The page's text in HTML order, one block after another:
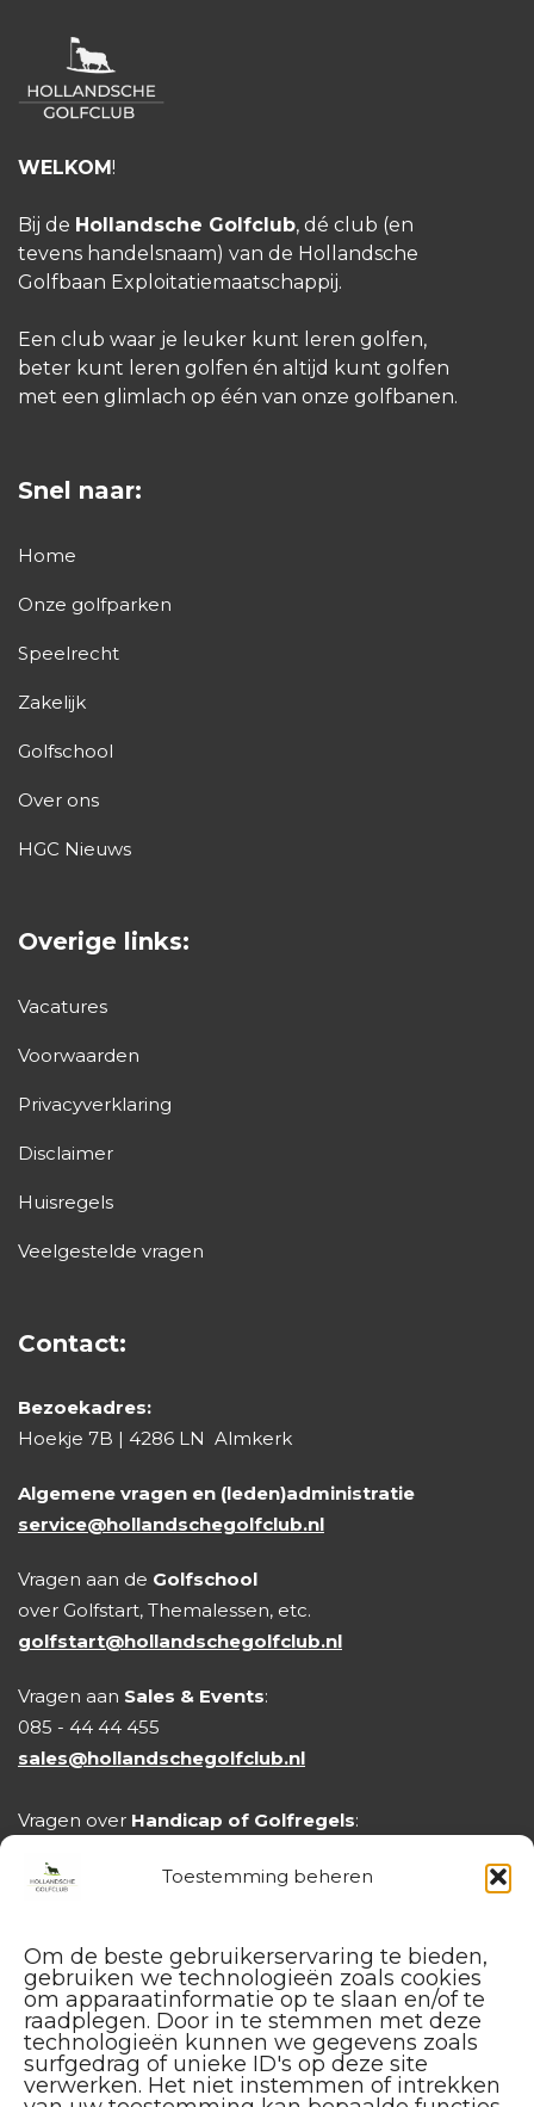
Toestemming beheren
Om de beste gebruikerservaring te bieden,
gebruiken we technologieën zoals cookies
om apparaatinformatie op te slaan en/of te
raadplegen. Door in te stemmen met deze
technologieën kunnen we gegevens zoals
surfgedrag of unieke ID's op deze site
verwerken. Het niet instemmen of intrekken
WELKOM !
Bij de Hollandsche Golfclub, dé club (en
tevens handelsnaam) van de Hollandsche
Golfbaan Exploitatiemaatschappij.
Een club waar je leuker kunt leren golfen,
beter kunt leren golfen én altijd kunt golfen
met een glimlach op één van onze golfbanen.
Snel naar:
Home
Onze golfparken
Speelrecht
Zakelijk
Golfschool
Over ons
HGC Nieuws
Overige links:
Vacatures
Voorwaarden
Privacyverklaring
Disclaimer
Huisregels
Veelgestelde vragen
Contact:
Bezoekadres:
Hoekje 7B | 4286 LN Almkerk
Algemene vragen en (leden)administratie
service@hollandschegolfclub.nl
Vragen aan de Golfschool
over Golfstart, Themalessen, etc.
golfstart@hollandschegolfclub.nl
Vragen aan Sales & Events:
085 - 44 44 455
sales@hollandschegolfclub.nl
Vragen over Handicap of Golfregels: